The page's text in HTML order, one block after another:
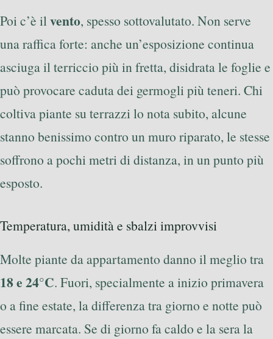
Poi c’è il vento, spesso sottovalutato. Non serve
una raffica forte: anche un’esposizione continua
asciuga il terriccio più in fretta, disidrata le foglie e
può provocare caduta dei germogli più teneri. Chi
coltiva piante su terrazzi lo nota subito, alcune
stanno benissimo contro un muro riparato, le stesse
soffrono a pochi metri di distanza, in un punto più
esposto.
Temperatura, umidità e sbalzi improvvisi
Molte piante da appartamento danno il meglio tra
18 e 24°C. Fuori, specialmente a inizio primavera
o a fine estate, la differenza tra giorno e notte può
essere marcata. Se di giorno fa caldo e la sera la